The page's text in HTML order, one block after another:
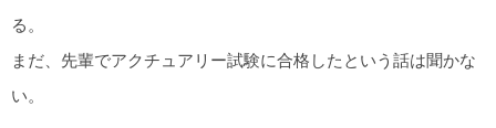
る。
まだ、先輩でアクチュアリー試験に合格したという話は聞かな
い。